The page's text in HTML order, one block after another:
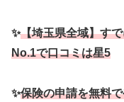
✨【埼玉県全域】す
No.1で口コミは星5
✨保険の申請を無料